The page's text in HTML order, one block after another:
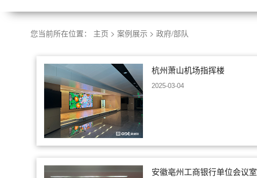
您当前所在位置： 主页 > 案例展示 > 政府/部队
杭州萧山机场指挥楼
2025-03-04
安徽亳州工商银行单位会议室